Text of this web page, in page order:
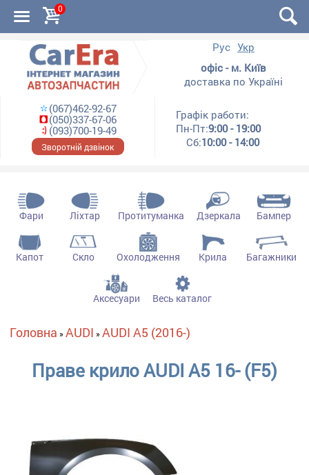
0
Рус Укр
офіс - м. Київ
доставка по Україні
(067)462-92-67
(050)337-67-06
(093)700-19-49
Зворотній дзвінок
Графік работи:
Пн-Пт:9:00 - 19:00
Сб:10:00 - 14:00
Фари Ліхтар Протитуманка Дзеркала Бампер
Капот Скло Охолодження Крила Багажники
Аксесуари Весь каталог
Ви є тут
Головна »AUDI »AUDI A5 (2016-)
Праве крило AUDI A5 16- (F5)